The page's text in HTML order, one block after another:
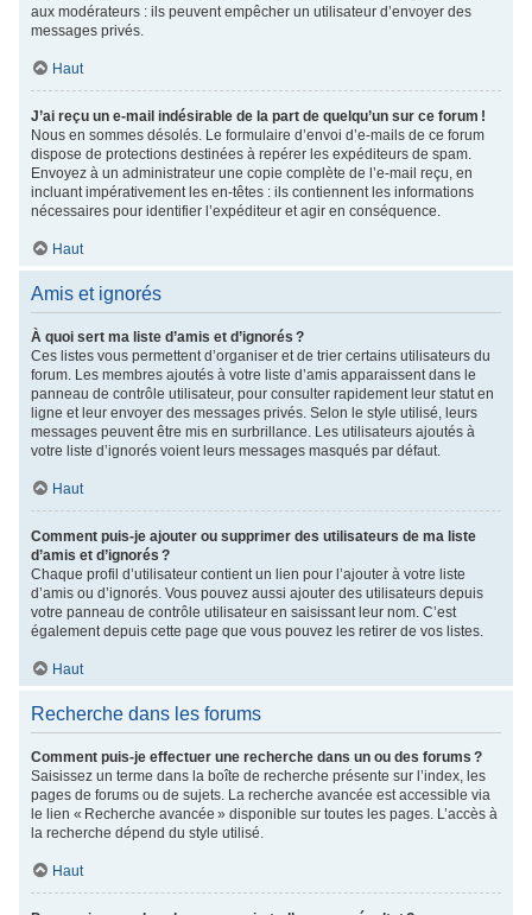
aux modérateurs : ils peuvent empêcher un utilisateur d’envoyer des
messages privés.
Haut
J’ai reçu un e-mail indésirable de la part de quelqu’un sur ce forum !
Nous en sommes désolés. Le formulaire d’envoi d’e-mails de ce forum
dispose de protections destinées à repérer les expéditeurs de spam.
Envoyez à un administrateur une copie complète de l’e-mail reçu, en
incluant impérativement les en-têtes : ils contiennent les informations
nécessaires pour identifier l’expéditeur et agir en conséquence.
Haut
Amis et ignorés
À quoi sert ma liste d’amis et d’ignorés ?
Ces listes vous permettent d’organiser et de trier certains utilisateurs du
forum. Les membres ajoutés à votre liste d’amis apparaissent dans le
panneau de contrôle utilisateur, pour consulter rapidement leur statut en
ligne et leur envoyer des messages privés. Selon le style utilisé, leurs
messages peuvent être mis en surbrillance. Les utilisateurs ajoutés à
votre liste d’ignorés voient leurs messages masqués par défaut.
Haut
Comment puis-je ajouter ou supprimer des utilisateurs de ma liste
d’amis et d’ignorés ?
Chaque profil d’utilisateur contient un lien pour l’ajouter à votre liste
d’amis ou d’ignorés. Vous pouvez aussi ajouter des utilisateurs depuis
votre panneau de contrôle utilisateur en saisissant leur nom. C’est
également depuis cette page que vous pouvez les retirer de vos listes.
Haut
Recherche dans les forums
Comment puis-je effectuer une recherche dans un ou des forums ?
Saisissez un terme dans la boîte de recherche présente sur l’index, les
pages de forums ou de sujets. La recherche avancée est accessible via
le lien « Recherche avancée » disponible sur toutes les pages. L’accès à
la recherche dépend du style utilisé.
Haut